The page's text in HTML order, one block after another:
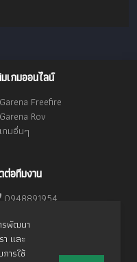
เกมออนไลน์
Garena Freefire
Garena Rov
เกมอื่นๆ
อทีมงาน
0948891954
lnwterm
รพัฒนา
า และ
ารใช้